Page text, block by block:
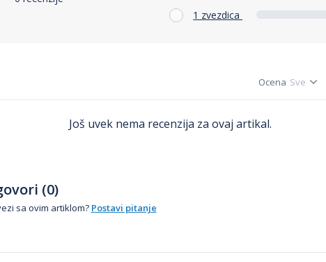
1 zvezdica
Ocena
Još uvek nema recenzija za ovaj artikal.
(0)
sa ovim artiklom? Postavi pitanje